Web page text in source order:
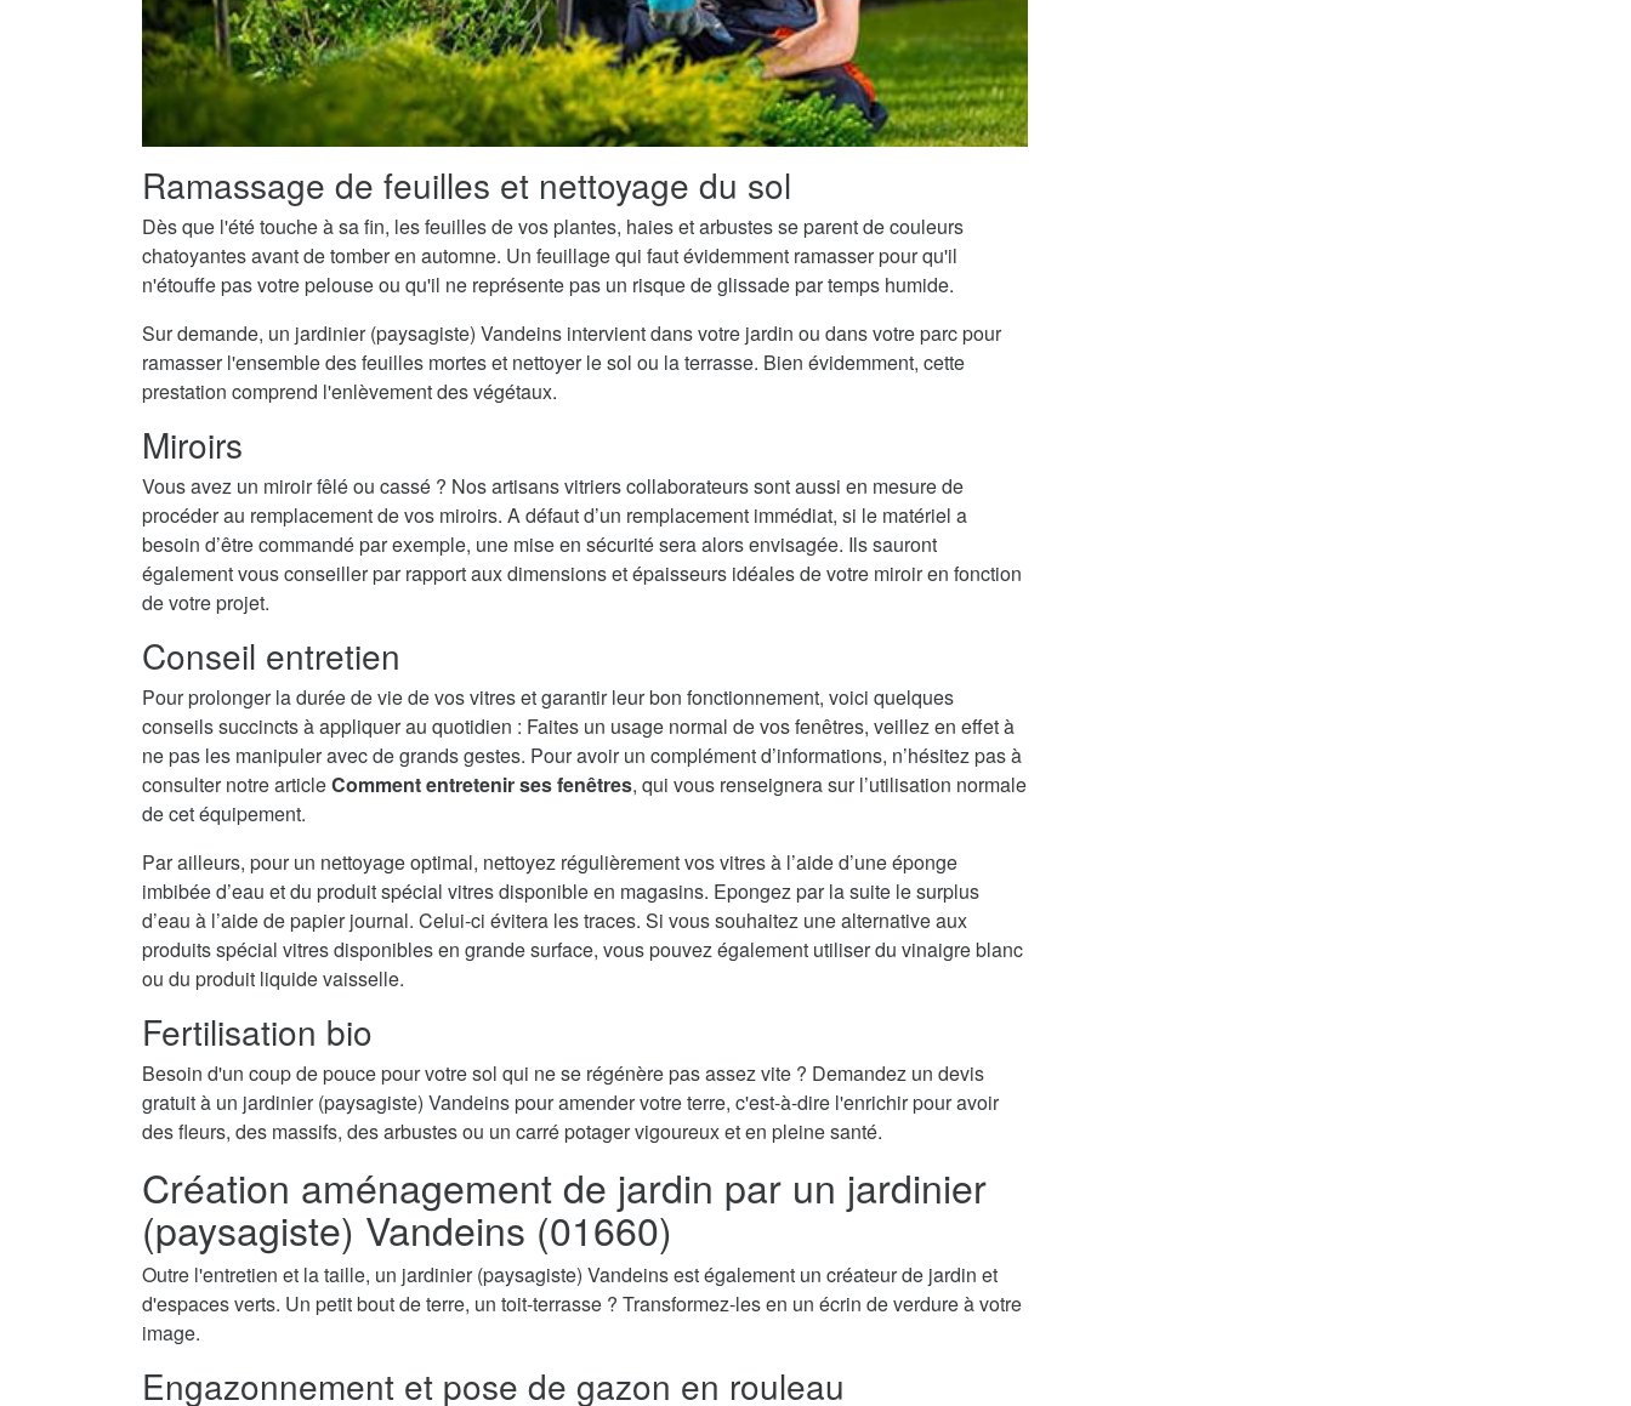
Ramassage de feuilles et nettoyage du sol
Dès que l'été touche à sa fin, les feuilles de vos plantes, haies et arbustes se parent de couleurs
chatoyantes avant de tomber en automne. Un feuillage qui faut évidemment ramasser pour qu'il
n'étouffe pas votre pelouse ou qu'il ne représente pas un risque de glissade par temps humide.
Sur demande, un jardinier (paysagiste) Vandeins intervient dans votre jardin ou dans votre parc pour
ramasser l'ensemble des feuilles mortes et nettoyer le sol ou la terrasse. Bien évidemment, cette
prestation comprend l'enlèvement des végétaux.
Miroirs
Vous avez un miroir fêlé ou cassé ? Nos artisans vitriers collaborateurs sont aussi en mesure de
procéder au remplacement de vos miroirs. A défaut d’un remplacement immédiat, si le matériel a
besoin d’être commandé par exemple, une mise en sécurité sera alors envisagée. Ils sauront
également vous conseiller par rapport aux dimensions et épaisseurs idéales de votre miroir en fonction
de votre projet.
Conseil entretien
Pour prolonger la durée de vie de vos vitres et garantir leur bon fonctionnement, voici quelques
conseils succincts à appliquer au quotidien : Faites un usage normal de vos fenêtres, veillez en effet à
ne pas les manipuler avec de grands gestes. Pour avoir un complément d’informations, n’hésitez pas à
consulter notre articleComment entretenir ses fenêtres, qui vous renseignera sur l’utilisation normale
de cet équipement.
Par ailleurs, pour un nettoyage optimal, nettoyez régulièrement vos vitres à l’aide d’une éponge
imbibée d’eau et du produit spécial vitres disponible en magasins. Epongez par la suite le surplus
d’eau à l’aide de papier journal. Celui-ci évitera les traces. Si vous souhaitez une alternative aux
produits spécial vitres disponibles en grande surface, vous pouvez également utiliser du vinaigre blanc
ou du produit liquide vaisselle.
Fertilisation bio
Besoin d'un coup de pouce pour votre sol qui ne se régénère pas assez vite ? Demandez un devis
gratuit à un jardinier (paysagiste) Vandeins pour amender votre terre, c'est-à-dire l'enrichir pour avoir
des fleurs, des massifs, des arbustes ou un carré potager vigoureux et en pleine santé.
Création aménagement de jardin par un jardinier
(paysagiste) Vandeins (01660)
Outre l'entretien et la taille, un jardinier (paysagiste) Vandeins est également un créateur de jardin et
d'espaces verts. Un petit bout de terre, un toit-terrasse ? Transformez-les en un écrin de verdure à votre
image.
Engazonnement et pose de gazon en rouleau